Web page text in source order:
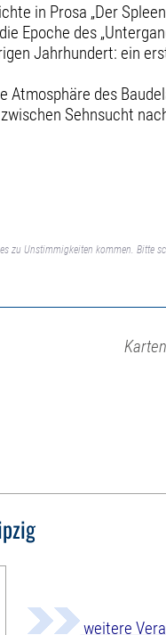
in Prosa „Der
Epoche des
Jahrhundert: ein
des
Sehnsucht
Unstimmigkeiten kommen. Bitte
weitere